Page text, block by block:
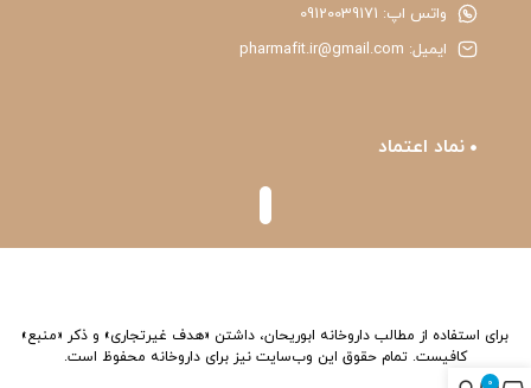
واتس اپ: 09120039171
ایمیل: pharmafit.ir@gmail.com
نماد اعتماد
برای استفاده از مطالب داروخانه ابوریحان، داشتن «هدف غیرتجاری» و ذکر «منبع»
کافیست. تمام حقوق اين وب‌سايت نیز برای داروخانه محفوظ است.
0